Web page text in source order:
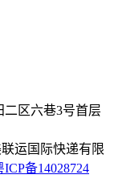
区六巷3号首层
运国际快递有限
ICP备14028724